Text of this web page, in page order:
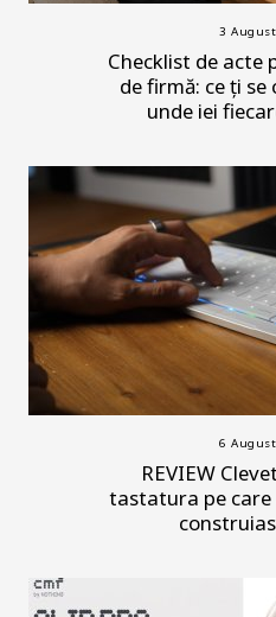
3
Checklist de acte
de firmă: ce ți se
unde iei
6
REVIEW
tastatura pe